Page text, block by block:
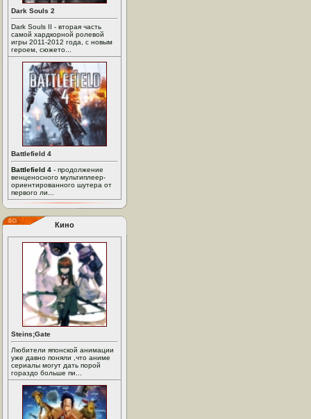
Dark Souls 2
Dark Souls II - вторая часть
самой хардкорной ролевой
игры 2011-2012 года, с новым
героем, сюжето...
Battlefield 4
Battlefield 4 - продолжение
венценосного мультиплеер-
ориентированного шутера от
первого ли...
Кино
Steins;Gate
Любители японской анимации
уже давно поняли ,что аниме
сериалы могут дать порой
гораздо больше пи...